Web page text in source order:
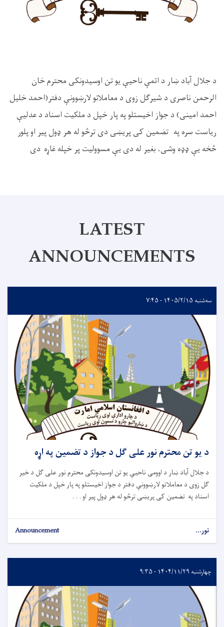
د جلال آباد ښار د اتمې ناحیې یو تن اوسیدونکی محترم خان
الرحمن ناصری د شیرګل زوی د معاملاتو لارښوونې دفتر(احمد خلیل
احمد امینی) د جواز اخیستلو په پار خپل د ملکیت اسناد د عدلیې
ریاست سره په تضمین کی پریښی دی ترڅو له هر ډول پیر او پلور
څخه یې ډډه وشی، بغیر له دی یې مسوولیت پر خپله غاړه دی
LATEST
ANNOUNCEMENTS
سه‌شنبه ۱۴۰۵/۲/۱۵ - ۷:۴۵
د یو تن محترم نور علی ګل د جواز د تضمین په اړه
د جلال آباد ښار د اوومی ناحیې یو تن اوسیدونکی محترم نور علی ګل د خیر
ګل زوی د معاملاتو لارښوونې دفتر د جواز اخیستلو په پار خپل د ملکیت
اسناد په تضمین کی پریښی ترڅو له هر ډول پیر او . . .
نور... Announcement
چهارشنبه ۱۴۰۴/۱۱/۲۹ - ۹:۳۵